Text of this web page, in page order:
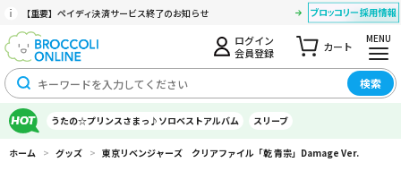
【重要】ペイディ決済サービス終了のお知らせ
ログイン
会員登録
カート
MENU
検索
うたの☆プリンスさまっ♪ソロベストアルバム スリーブ
ホーム > グッズ > 東京リベンジャーズ クリアファイル「乾 青宗」Damage Ver.